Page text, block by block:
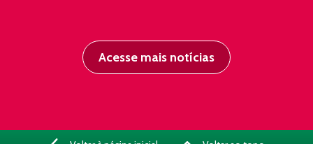
Acesse mais notícias